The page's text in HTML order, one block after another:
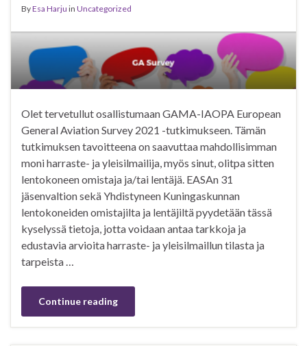
ByEsa Harju in Uncategorized
Olet tervetullut osallistumaan GAMA-IAOPA European
General Aviation Survey 2021 -tutkimukseen. Tämän
tutkimuksen tavoitteena on saavuttaa mahdollisimman
moni harraste- ja yleisilmailija, myös sinut, olitpa sitten
lentokoneen omistaja ja/tai lentäjä. EASAn 31
jäsenvaltion sekä Yhdistyneen Kuningaskunnan
lentokoneiden omistajilta ja lentäjiltä pyydetään tässä
kyselyssä tietoja, jotta voidaan antaa tarkkoja ja
edustavia arvioita harraste- ja yleisilmaillun tilasta ja
tarpeista …
Continue reading